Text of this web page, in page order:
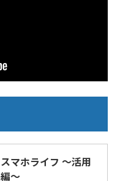
スマホライフ ～活用
編～